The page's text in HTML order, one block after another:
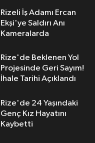
Rizeli İş Adamı Ercan
Ekşi'ye Saldırı Anı
Kameralarda
Rize'de Beklenen Yol
Projesinde Geri Sayım!
İhale Tarihi Açıklandı
Rize'de 24 Yaşındaki
Genç Kız Hayatını
Kaybetti